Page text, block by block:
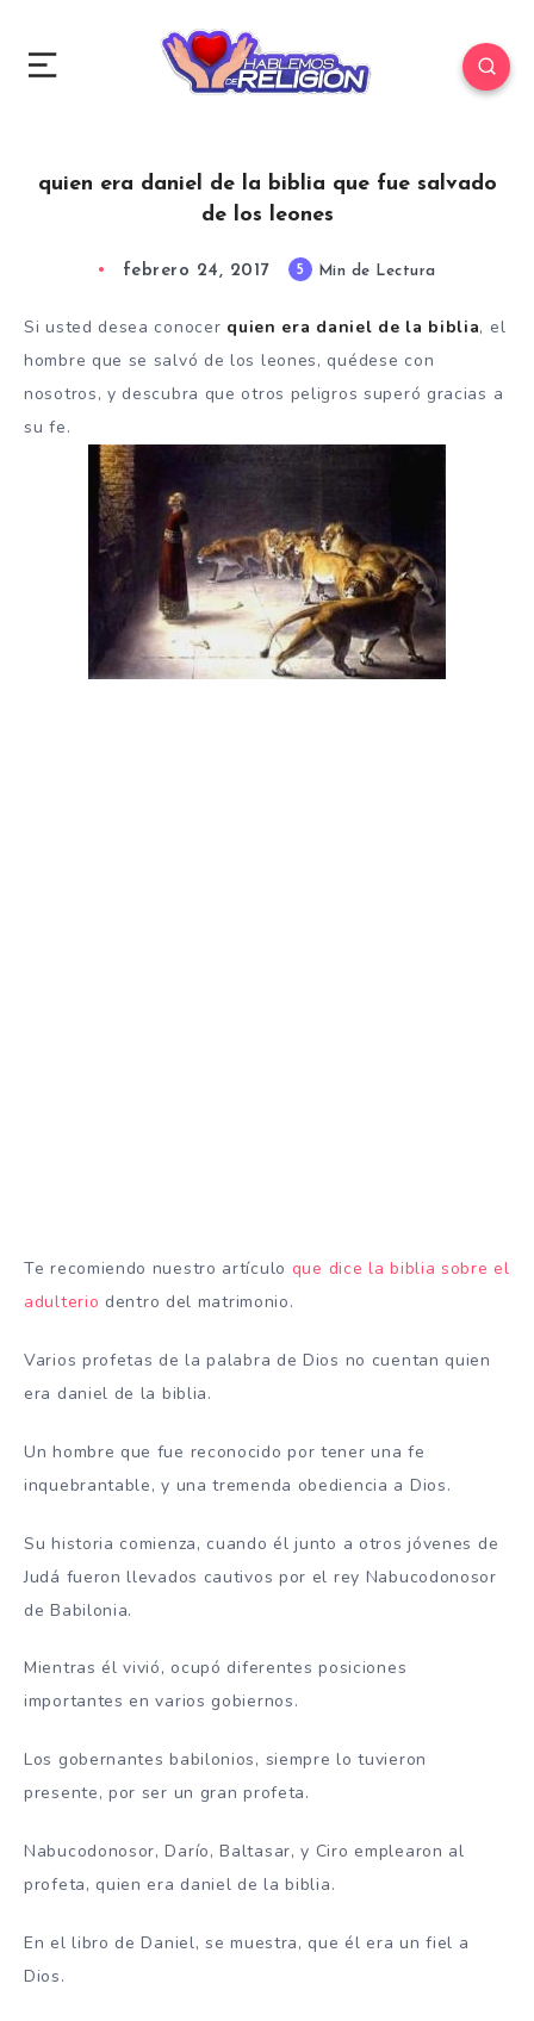
quien era daniel de la biblia que fue salvado
de los leones
febrero 24, 2017 5 Min de Lectura
Si usted desea conocer quien era daniel de la biblia, el
hombre que se salvó de los leones, quédese con
nosotros, y descubra que otros peligros superó gracias a
su fe.
Te recomiendo nuestro artículo que dice la biblia sobre el
adulterio dentro del matrimonio.
Varios profetas de la palabra de Dios no cuentan quien
era daniel de la biblia.
Un hombre que fue reconocido por tener una fe
inquebrantable, y una tremenda obediencia a Dios.
Su historia comienza, cuando él junto a otros jóvenes de
Judá fueron llevados cautivos por el rey Nabucodonosor
de Babilonia.
Mientras él vivió, ocupó diferentes posiciones
importantes en varios gobiernos.
Los gobernantes babilonios, siempre lo tuvieron
presente, por ser un gran profeta.
Nabucodonosor, Darío, Baltasar, y Ciro emplearon al
profeta, quien era daniel de la biblia.
En el libro de Daniel, se muestra, que él era un fiel a
Dios.